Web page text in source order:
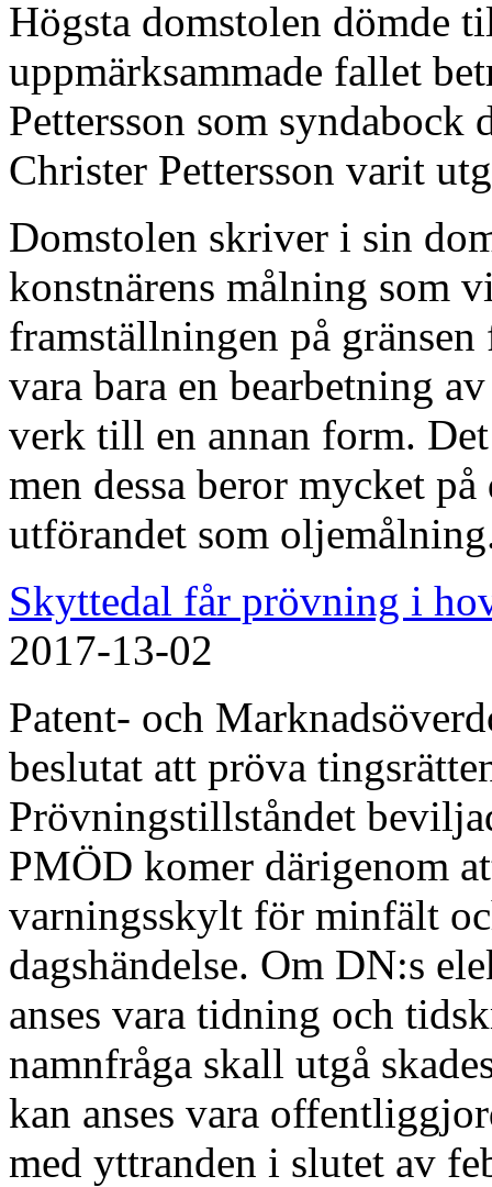
Högsta domstolen dömde
uppmärksammade fallet
Pettersson som syndabock
Christer Pettersson varit
Domstolen skriver i sin
konstnärens målning som
framställningen på
vara bara en bearbetning
verk till en annan form.
men dessa beror mycket
utförandet som
Skyttedal får prövning i
2017-13-02
Patent- och
beslutat att pröva
Prövningstillståndet
PMÖD komer därigenom
varningsskylt för minfält
dagshändelse. Om DN:s
anses vara tidning och
namnfråga skall utgå
kan anses vara
med yttranden i slutet av